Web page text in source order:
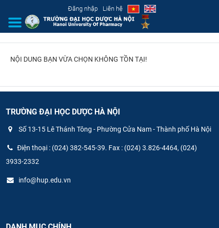
Đăng nhập Liên hệ
GIỚI THIỆU
CƠ CẤU TỔ CHỨC
TUYỂN SINH
ĐẢM BẢO CHẤT LƯỢNG
KHOA HỌC CÔNG NGHỆ
NỘI DUNG BẠN VỪA CHỌN KHÔNG TỒN TẠI!
TRƯỜNG ĐẠI HỌC DƯỢC HÀ NỘI
Số 13-15 Lê Thánh Tông - Phường Cửa Nam - Thành phố Hà Nội
Điện thoại : (024) 382-545-39. Fax : (024) 3.826-4464, (024)
3933-2332
info@hup.edu.vn